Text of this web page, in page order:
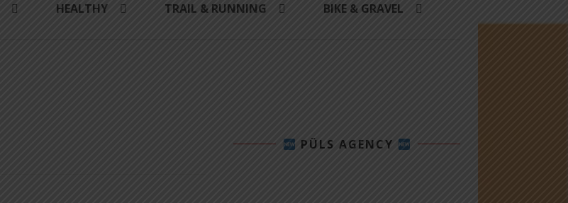
HEALTHY TRAIL & RUNNING BIKE & GRAVEL
PÜLS AGENCY